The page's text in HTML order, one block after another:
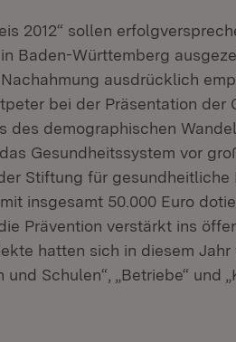
2012“ sollen
Baden-Württemberg
ausdrücklich
bei der Präsentation der
demographischen
Gesundheitssystem vor
Stiftung für gesundheitliche
insgesamt 50.000 Euro
Prävention verstärkt ins
hatten sich in diesem Jahr
Schulen“, „Betriebe“ und